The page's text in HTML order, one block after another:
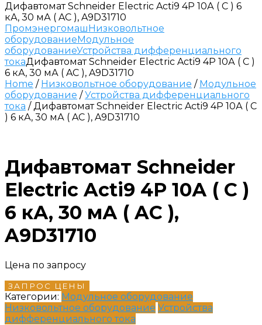
Дифавтомат Schneider Electric Acti9 4P 10А ( C ) 6
кА, 30 мА ( AC ), A9D31710
ПромэнергомашНизковольтное
оборудованиеМодульное
оборудованиеУстройства дифференциального
токаДифавтомат Schneider Electric Acti9 4P 10А ( C )
6 кА, 30 мА ( AC ), A9D31710
Home / Низковольтное оборудование / Модульное
оборудование /Устройства дифференциального
тока / Дифавтомат Schneider Electric Acti9 4P 10А ( C
) 6 кА, 30 мА ( AC ), A9D31710
Дифавтомат Schneider
Electric Acti9 4P 10А ( C )
6 кА, 30 мА ( AC ),
A9D31710
Цена по запросу
ЗАПРОС ЦЕНЫ
Категории: Модульное оборудование
Низковольтное оборудование Устройства
дифференциального тока